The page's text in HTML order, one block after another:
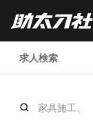
求人検索
家具施工、